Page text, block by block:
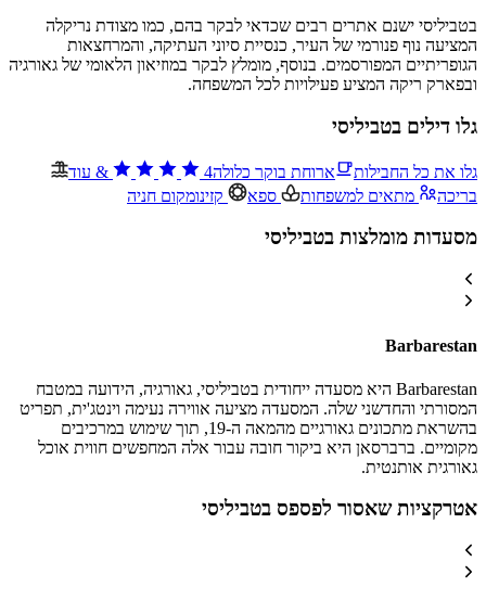
בטביליסי ישנם אתרים רבים שכדאי לבקר בהם, כמו מצודת נריקלה
המציעה נוף פנורמי של העיר, כנסיית סיוני העתיקה, והמרחצאות
הגופריתיים המפורסמים. בנוסף, מומלץ לבקר במוזיאון הלאומי של גאורגיה
ובפארק ריקה המציע פעילויות לכל המשפחה.
גלו דילים בטביליסי
גלו את כל החבילות ארוחת בוקר כלולה4
& עוד
בריכה
מתאים למשפחות ספא קזינומקום חניה
מסעדות מומלצות בטביליסי
Barbarestan
Barbarestan היא מסעדה ייחודית בטביליסי, גאורגיה, הידועה במטבח
המסורתי והחדשני שלה. המסעדה מציעה אווירה נעימה וינטג'ית, תפריט
בהשראת מתכונים גאורגיים מהמאה ה-19, תוך שימוש במרכיבים
מקומיים. ברברסאן היא ביקור חובה עבור אלה המחפשים חווית אוכל
גאורגית אותנטית.
אטרקציות שאסור לפספס בטביליסי